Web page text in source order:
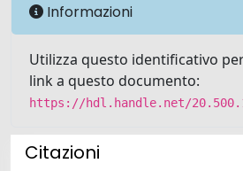
Informazioni
Utilizza questo identificativo
link a questo documento:
https://hdl.handle.net/
Citazioni